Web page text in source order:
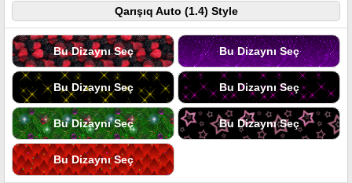
Qarışıq Auto (1.4) Style
Bu Dizaynı Seç Bu Dizaynı Seç
Bu Dizaynı Seç Bu Dizaynı Seç
Bu Dizaynı Seç Bu Dizaynı Seç
Bu Dizaynı Seç